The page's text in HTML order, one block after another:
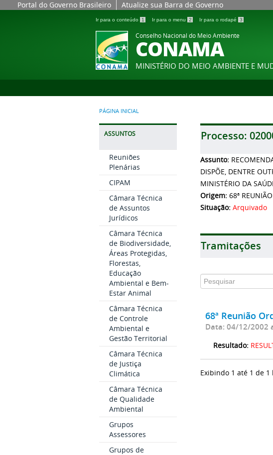
Portal do Governo Brasileiro Atualize sua Barra de Governo
Ir para o conteúdo 1 Ir para o menu 2 Ir para o rodapé 3
Conselho Nacional do Meio Ambiente
CONAMA
MINISTÉRIO DO MEIO AMBIENTE E
PÁGINA INICIAL
ASSUNTOS
Reuniões
Plenárias
CIPAM
Câmara Técnica
de Assuntos
Jurídicos
Câmara Técnica
de Biodiversidade,
Áreas Protegidas,
Florestas,
Educação
Ambiental e Bem-
Estar Animal
Câmara Técnica
de Controle
Ambiental e
Gestão Territorial
Câmara Técnica
de Justiça
Climática
Câmara Técnica
de Qualidade
Ambiental
Grupos
Assessores
Grupos de
Processo:
Assunto:
DISPÕE, DENTRE
MINISTÉRIO DA
Origem: 68ª
Situação: Arquivado
Tramitações
68ª Reunião
Data: 04/12/2002
Resultado:
Exibindo 1 até 1 de 1